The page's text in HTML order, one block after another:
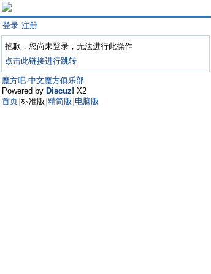
登录 注册
抱歉，您尚未登录，无法进行此操作
点击此链接进行跳转
魔方吧·中文魔方俱乐部
Powered by Discuz! X2
首页 标准版 精简版 电脑版